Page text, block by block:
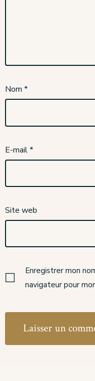
Nom *
E-mail*
Site web
Enregistrer mon
navigateur pour